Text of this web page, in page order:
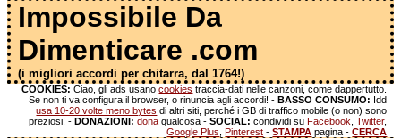
Impossibile Da
Dimenticare .com
(i migliori accordi per chitarra, dal 1764!)
COOKIES: Ciao, gli ads usanocookies traccia-dati nelle canzoni, come dappertutto.
Se non ti va configura il browser, o rinuncia agli accordi! -BASSO CONSUMO: Idd
usa 10-20 volte meno bytes di altri siti, perché i GB di traffico mobile (o non) sono
preziosi! -DONAZIONI: dona qualcosa -SOCIAL: condividi suFacebook ,Twitter,
Google Plus ,Pinterest -STAMPA pagina -CERCA